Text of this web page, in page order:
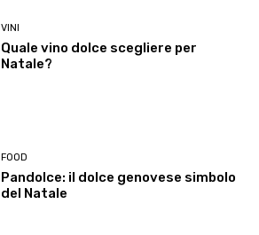
VINI
Quale vino dolce scegliere per
Natale?
FOOD
Pandolce: il dolce genovese simbolo
del Natale